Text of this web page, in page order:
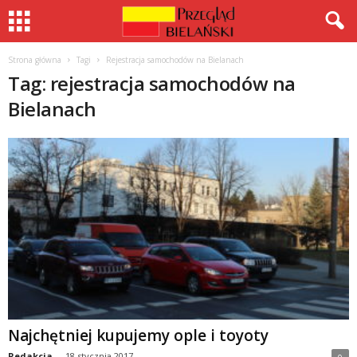
Strona główna Tagi Rejestracja samochodów na Bielanach
Tag: rejestracja samochodów na
Bielanach
Najchętniej kupujemy ople i toyoty